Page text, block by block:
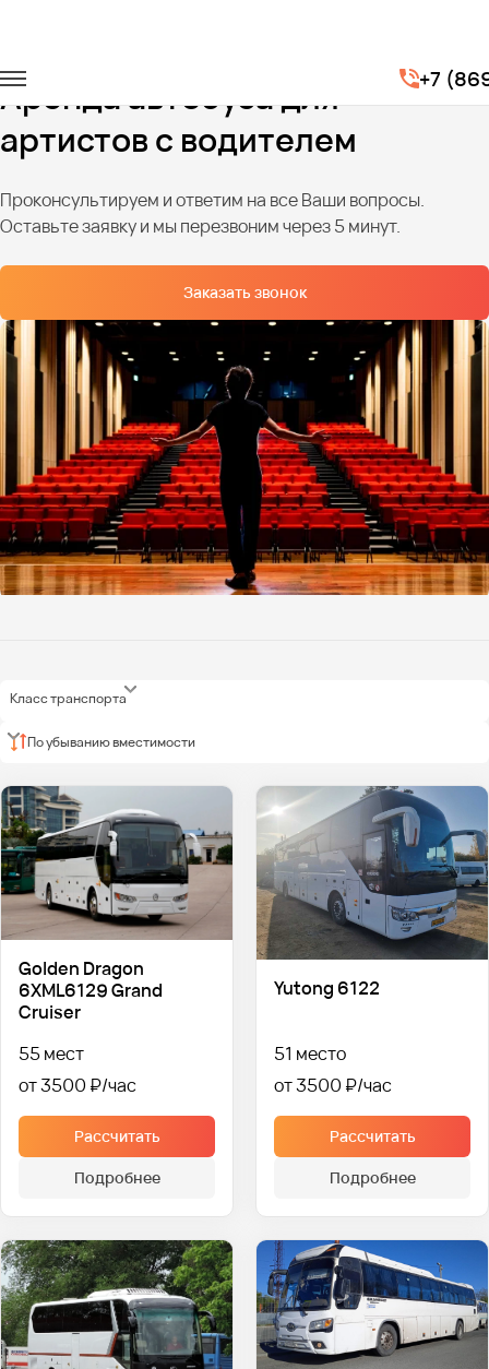
+7
Аренда автобуса для
артистов с водителем
Проконсультируем и ответим на все Ваши вопросы.
Оставьте заявку и мы перезвоним через 5 минут.
Заказать звонок
Класс транспорта
По убыванию вместимости
Golden Dragon
6XML6129 Grand
Cruiser
55 мест
от 3500 ₽
Рассчитать
Подробнее
Yutong 6122
51 место
от 3500 ₽
Рассчитать
Подробнее